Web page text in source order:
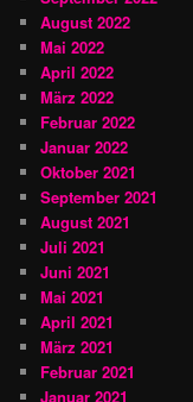
August 2022
Mai 2022
April 2022
März 2022
Februar 2022
Januar 2022
Oktober 2021
September 2021
August 2021
Juli 2021
Juni 2021
Mai 2021
April 2021
März 2021
Februar 2021
Januar 2021